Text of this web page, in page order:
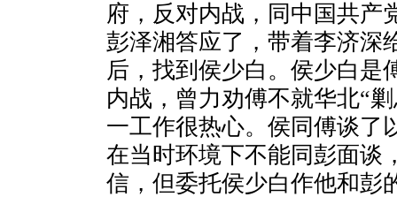
府，反对内战，同中国共产
彭泽湘答应了，带着李济深
后，找到侯少白。侯少白是
内战，曾力劝傅不就华北“
一工作很热心。侯同傅谈了
在当时环境下不能同彭面谈
信，但委托侯少白作他和彭